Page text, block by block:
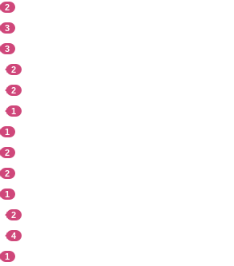
2
3
3
2
2
1
1
2
2
1
2
4
1